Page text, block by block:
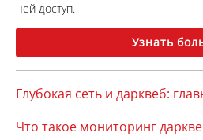
ней доступ.
Узнать
Глубокая сеть и дарквеб:
Что такое мониторинг